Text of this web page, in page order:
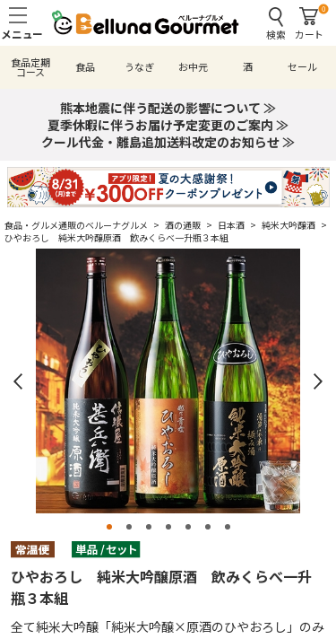
検索
0
カート
食品定期
コース 食品 うなぎ お中元 酒 セール
熊本地震に伴う配送の影響について ≫
夏季休暇に伴うお届け予定変更のご案内 ≫
クール代金・離島追加送料改定のお知らせ ≫
食品・グルメ通販のベルーナグルメ > 酒の通販 > 日本酒 > 純米大吟醸酒 >
ひやおろし 純米大吟醸原酒 飲みくらべ一升瓶３本組
ひやおろし 純米大吟醸原酒 飲みくらべ一升
瓶３本組
全て純米大吟醸「純米大吟醸×原酒のひやおろし」のみ